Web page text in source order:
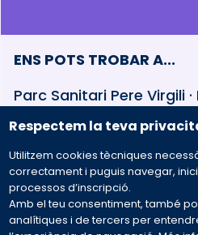
Respectem la teva
Utilitzem cookies tècniques
correctament i puguis navegar,
processos d’inscripció.
Amb el teu consentiment, també
analítiques i de tercers per
ENS POTS TROBAR A...
Parc Sanitari Pere Virgili
baixos Esteve Terradas,
932 594 381
Preguntes freqüents